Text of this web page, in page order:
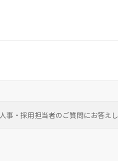
人事・採用担当者のご質問にお答えし